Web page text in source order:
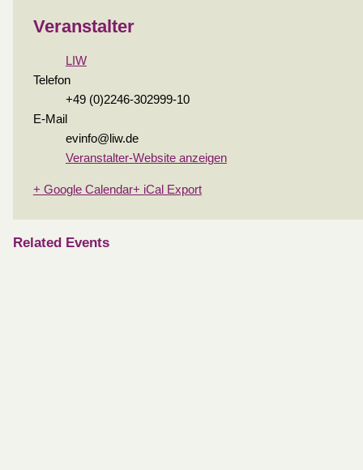
Veranstalter
LIW
Telefon
+49 (0)2246-302999-10
E-Mail
evinfo@liw.de
Veranstalter-Website anzeigen
+ Google Calendar+ iCal Export
Related Events